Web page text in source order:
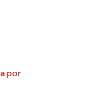
por